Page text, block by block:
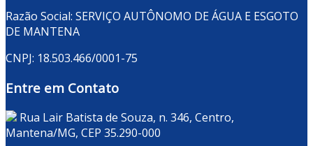
Razão Social: SERVIÇO AUTÔNOMO DE ÁGUA E ESGOTO
DE MANTENA
CNPJ: 18.503.466/0001-75
Entre em Contato
Rua Lair Batista de Souza, n. 346, Centro,
Mantena/MG, CEP 35.290-000